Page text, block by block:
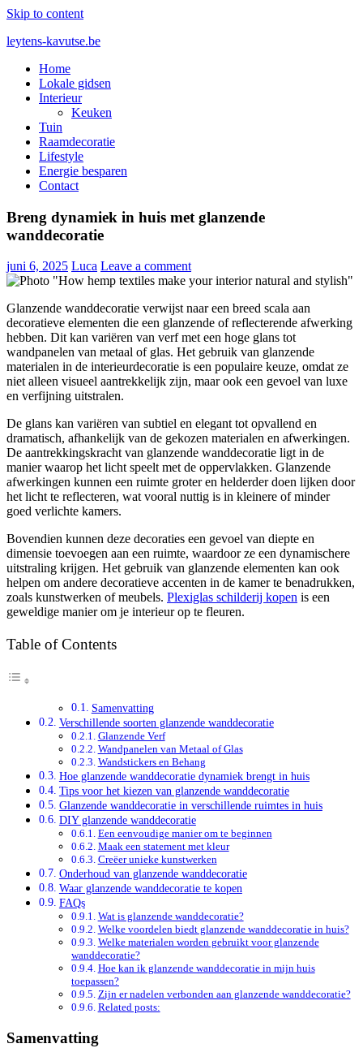
Skip to content
leytens-kavutse.be
Blog interieurstyling: Hoe je kleur en textuur combineert
Home
Lokale gidsen
Interieur
Keuken
Tuin
Raamdecoratie
Lifestyle
Energie besparen
Contact
Breng dynamiek in huis met glanzende
wanddecoratie
juni 6, 2025 Luca Leave a comment
Glanzende wanddecoratie verwijst naar een breed scala aan
decoratieve elementen die een glanzende of reflecterende afwerking
hebben. Dit kan variëren van verf met een hoge glans tot
wandpanelen van metaal of glas. Het gebruik van glanzende
materialen in de interieurdecoratie is een populaire keuze, omdat ze
niet alleen visueel aantrekkelijk zijn, maar ook een gevoel van luxe
en verfijning uitstralen.
De glans kan variëren van subtiel en elegant tot opvallend en
dramatisch, afhankelijk van de gekozen materialen en afwerkingen.
De aantrekkingskracht van glanzende wanddecoratie ligt in de
manier waarop het licht speelt met de oppervlakken. Glanzende
afwerkingen kunnen een ruimte groter en helderder doen lijken door
het licht te reflecteren, wat vooral nuttig is in kleinere of minder
goed verlichte kamers.
Bovendien kunnen deze decoraties een gevoel van diepte en
dimensie toevoegen aan een ruimte, waardoor ze een dynamischere
uitstraling krijgen. Het gebruik van glanzende elementen kan ook
helpen om andere decoratieve accenten in de kamer te benadrukken,
zoals kunstwerken of meubels. Plexiglas schilderij kopen is een
geweldige manier om je interieur op te fleuren.
Table of Contents
Samenvatting
Verschillende soorten glanzende wanddecoratie
Glanzende Verf
Wandpanelen van Metaal of Glas
Wandstickers en Behang
Hoe glanzende wanddecoratie dynamiek brengt in huis
Tips voor het kiezen van glanzende wanddecoratie
Glanzende wanddecoratie in verschillende ruimtes in huis
DIY glanzende wanddecoratie
Een eenvoudige manier om te beginnen
Maak een statement met kleur
Creëer unieke kunstwerken
Onderhoud van glanzende wanddecoratie
Waar glanzende wanddecoratie te kopen
FAQs
Wat is glanzende wanddecoratie?
Welke voordelen biedt glanzende wanddecoratie in huis?
Welke materialen worden gebruikt voor glanzende
wanddecoratie?
Hoe kan ik glanzende wanddecoratie in mijn huis
toepassen?
Zijn er nadelen verbonden aan glanzende wanddecoratie?
Related posts:
Samenvatting